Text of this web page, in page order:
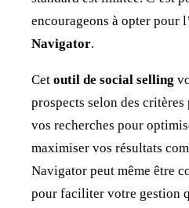
encourageons à opter pour
Navigator.
Cet outil de social selling
prospects selon des
vos recherches pour
maximiser vos résultats
Navigator peut même être
pour faciliter votre gestion